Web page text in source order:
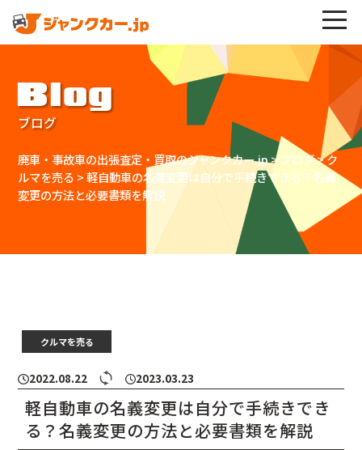
Blog
ブログ
廃車・事故車の出張査定・買取のジャンクカー.jp> ブログ>ク
ルマを売る >軽自動車の名義変更は自分で手続きできる？名義
変更の方法と必要書類を解説
クルマを売る
2022.08.22 2023.03.23
軽自動車の名義変更は自分で手続きでき
る？名義変更の方法と必要書類を解説